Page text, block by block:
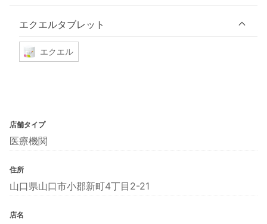
エクエルタブレット
エクエル
店舗タイプ
医療機関
住所
山口県山口市小郡新町4丁目2-21
店名